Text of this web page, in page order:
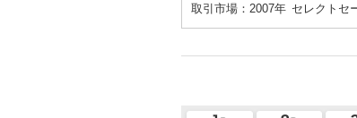
取引市場：2007年 セレクトセ